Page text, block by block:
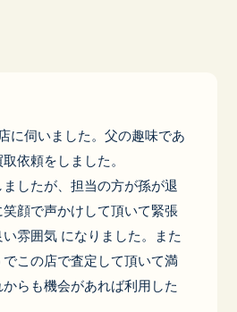
に伺いました。父の趣味であ
依頼をしました。
したが、担当の方が孫が退
顔で声かけして頂いて緊張
雰囲気 になりました。また
この店で査定して頂いて満
らも機会があれば利用した